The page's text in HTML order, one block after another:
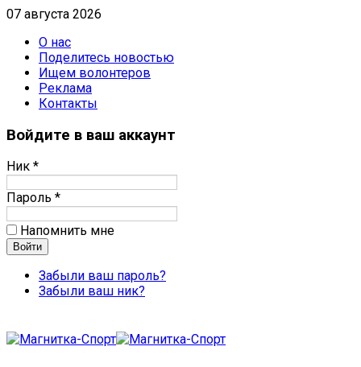
07 августа 2026
О нас
Поделитесь новостью
Ищем волонтеров
Реклама
Контакты
Войдите в ваш аккаунт
Ник *
Пароль *
Напомнить мне
Забыли ваш пароль?
Забыли ваш ник?